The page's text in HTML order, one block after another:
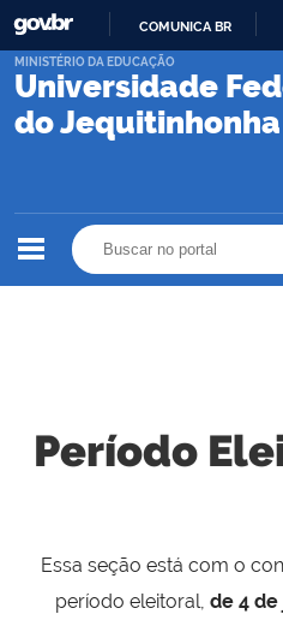
COMUNICA BR
Universidade
do
MINISTÉRIO DA EDUCAÇÃO
Período
Essa seção está com o
período eleitoral, de 4